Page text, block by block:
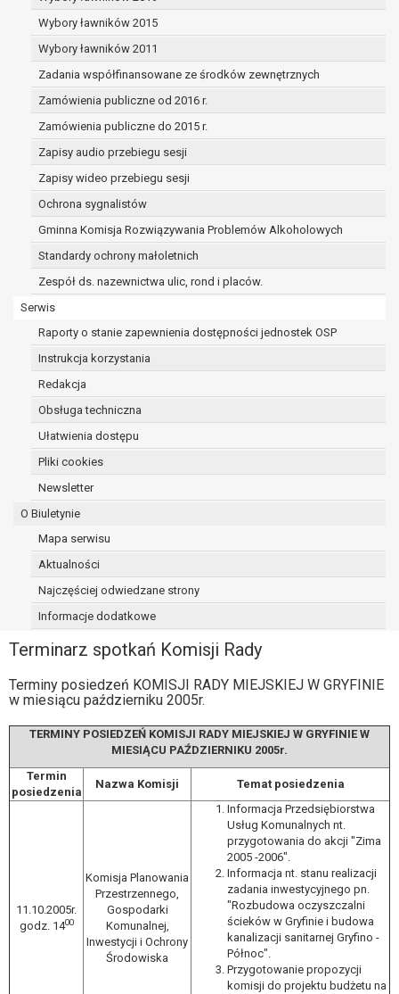
Wybory ławników 2015
Wybory ławników 2011
Zadania współfinansowane ze środków zewnętrznych
Zamówienia publiczne od 2016 r.
Zamówienia publiczne do 2015 r.
Zapisy audio przebiegu sesji
Zapisy wideo przebiegu sesji
Ochrona sygnalistów
Gminna Komisja Rozwiązywania Problemów Alkoholowych
Standardy ochrony małoletnich
Zespół ds. nazewnictwa ulic, rond i placów.
Serwis
Raporty o stanie zapewnienia dostępności jednostek OSP
Instrukcja korzystania
Redakcja
Obsługa techniczna
Ułatwienia dostępu
Pliki cookies
Newsletter
O Biuletynie
Mapa serwisu
Aktualności
Najczęściej odwiedzane strony
Informacje dodatkowe
Terminarz spotkań Komisji Rady
Terminy posiedzeń KOMISJI RADY MIEJSKIEJ W GRYFINIE
w miesiącu październiku 2005r.
TERMINY POSIEDZEŃ KOMISJI RADY MIEJSKIEJ W GRYFINIE W
MIESIĄCU PAŹDZIERNIKU 2005r.
Termin
posiedzenia
Nazwa Komisji Temat posiedzenia
11.10.2005r.
godz. 1400
Komisja Planowania
Przestrzennego,
Gospodarki
Komunalnej,
Inwestycji i Ochrony
Środowiska
Informacja Przedsiębiorstwa
Usług Komunalnych nt.
przygotowania do akcji "Zima
2005 -2006".
Informacja nt. stanu realizacji
zadania inwestycyjnego pn.
"Rozbudowa oczyszczalni
ścieków w Gryfinie i budowa
kanalizacji sanitarnej Gryfino -
Północ".
Przygotowanie propozycji
komisji do projektu budżetu na
celu wywiązania się z obowiązku
prawo do żądania ograniczenia
przetwarzania danych osobowych na
podstawie art. 18 RODO, w przypadku gdy:
osoba, której dane dotyczą
kwestionuje prawidłowość danych
osobowych – na okres pozwalający
administratorowi sprawdzić
przetwarzanie danych jest niezgodne
z prawem, a osoba, której dane
dotyczą, sprzeciwia się usunięciu
danych, żądając w zamian ich
ograniczenia,
danych dla swoich celów, ale osoba,
której dane dotyczą, potrzebuje ich do
ustalenia, obrony lub dochodzenia
roszczeń,
osoba, której dane dotyczą, wniosła
sprzeciw wobec przetwarzania
danych - do czasu ustalenia czy
prawnie uzasadnione podstawy po
podstawie art. 20 RODO, w przypadku gdy
przetwarzanie danych odbywa się na
której dane dotyczą lub na podstawie
zgody wyrażonej przez tą osobę,
zautomatyzowany;
prawo sprzeciwu wobec przetwarzania
danych na podstawie art. 21 RODO, wobec
przetwarzania danych osobowych, którego
podstawą prawną jest:
niezbędność przetwarzania do
wykonania zadania realizowanego w
interesie publicznym lub w ramach
sprawowania władzy publicznej
powierzonej administratorowi bądź
niezbędność przetwarzania do celów
wynikających z prawnie
uzasadnionych interesów
realizowanych przez administratora
lub przez stronę trzecią.
Z przyczyn związanych z Pani/Pana